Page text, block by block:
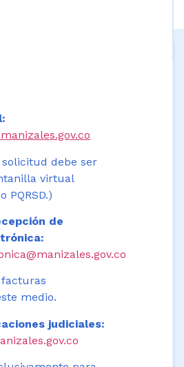
debe ser
virtual
PQRSD.)
de
facturas
medio.
judiciales: